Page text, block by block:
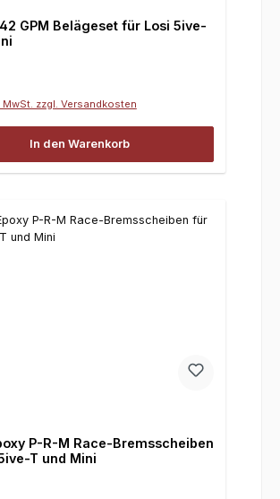
GPM Belägeset für Losi 5ive-
MwSt. zzgl. Versandkosten
In den Warenkorb
P-R-M Race-Bremsscheiben
T und Mini